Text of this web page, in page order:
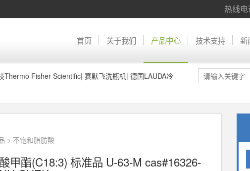
热线
首页 关于我们 产品中心 技术支持 新
Thermo Fisher Scientific| 赛默飞洗瓶机| 德国LAUDA冷
> 不饱和脂肪酸
甲酯(C18:3) 标准品 U-63-M cas#16326-